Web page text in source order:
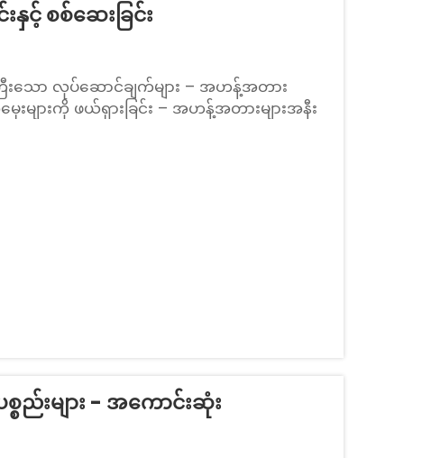
င့် စစ်ဆေးခြင်း
သော လုပ်ဆောင်ချက်များ – အဟန့်အတား
းများကို ဖယ်ရှားခြင်း – အဟန့်အတားများအနီး
ြင့် အမြစ်များသည် အထိအရောက်မှုရှိသည့်
ပါသည်။ ရွက်များကျသည့်အခါ မြေဆီများကို အထိ
သည်။
းများ - အကောင်းဆုံး